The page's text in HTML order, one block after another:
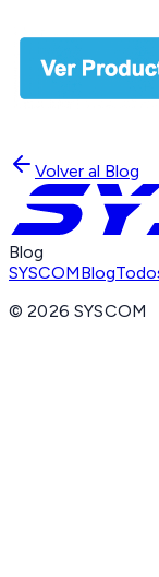
Volver al Blog
Blog
SYSCOMBlog
©2026 SYSCOM